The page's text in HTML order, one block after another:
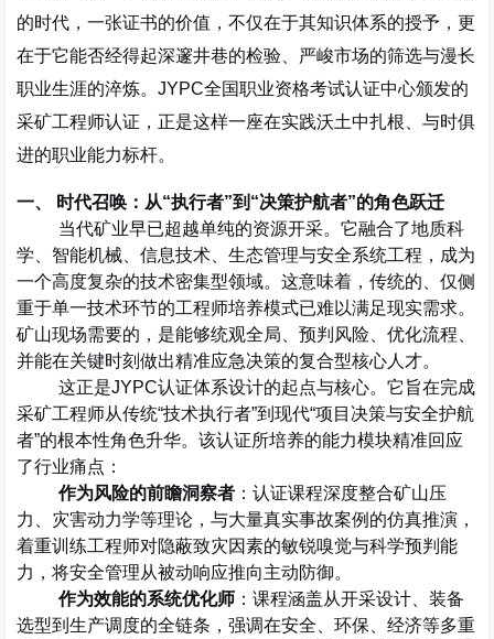
的时代，一张证书的价值，不仅在于其知识体系的授予，更
在于它能否经得起深邃井巷的检验、严峻市场的筛选与漫长
职业生涯的淬炼。JYPC全国职业资格考试认证中心颁发的
采矿工程师认证，正是这样一座在实践沃土中扎根、与时俱
进的职业能力标杆。
一、 时代召唤：从“执行者”到 “决策护航者”的角色跃迁
当代矿业早已超越单纯的资源开采。它融合了地质科
学、智能机械、信息技术、生态管理与安全系统工程，成为
一个高度复杂的技术密集型领域。这意味着，传统的、仅侧
重于单一技术环节的工程师培养模式已难以满足现实需求。
矿山现场需要的，是能够统观全局、预判风险、优化流程、
并能在关键时刻做出精准应急决策的复合型核心人才。
这正是JYPC认证体系设计的起点与核心。它旨在完成
采矿工程师从传统“技术执行者”到现代“项目决策与安全护航
者”的根本性角色升华。该认证所培养的能力模块精准回应
了行业痛点：
作为风险的前瞻洞察者：认证课程深度整合矿山压
力、灾害动力学等理论，与大量真实事故案例的仿真推演，
着重训练工程师对隐蔽致灾因素的敏锐嗅觉与科学预判能
力，将安全管理从被动响应推向主动防御。
作为效能的系统优化师：课程涵盖从开采设计、装备
选型到生产调度的全链条，强调在安全、环保、经济等多重